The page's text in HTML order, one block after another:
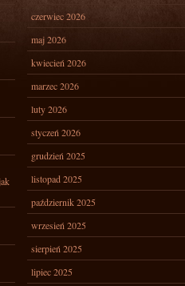
czerwiec 2026
maj 2026
kwiecień 2026
marzec 2026
luty 2026
styczeń 2026
grudzień 2025
listopad 2025
październik 2025
wrzesień 2025
sierpień 2025
lipiec 2025